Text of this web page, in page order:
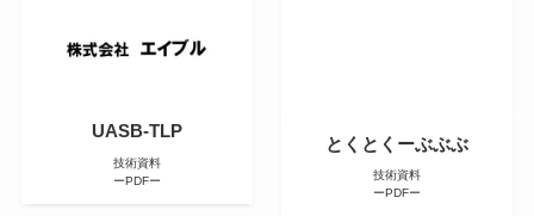
UASB-TLP
技術資料
ーPDFー
とくとくーぶぶぶ
技術資料
ーPDFー